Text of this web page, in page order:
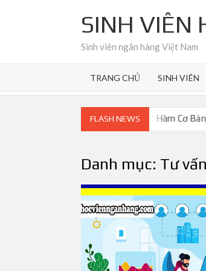
SINH VIÊN
Sinh viên ngân hàng Việt Nam
TRANG CHỦ SINH VIÊN
FLASH NEWS
Cách Sử Dụng Các Hàm Cơ Bản Trong
Danh mục: Tư vấn